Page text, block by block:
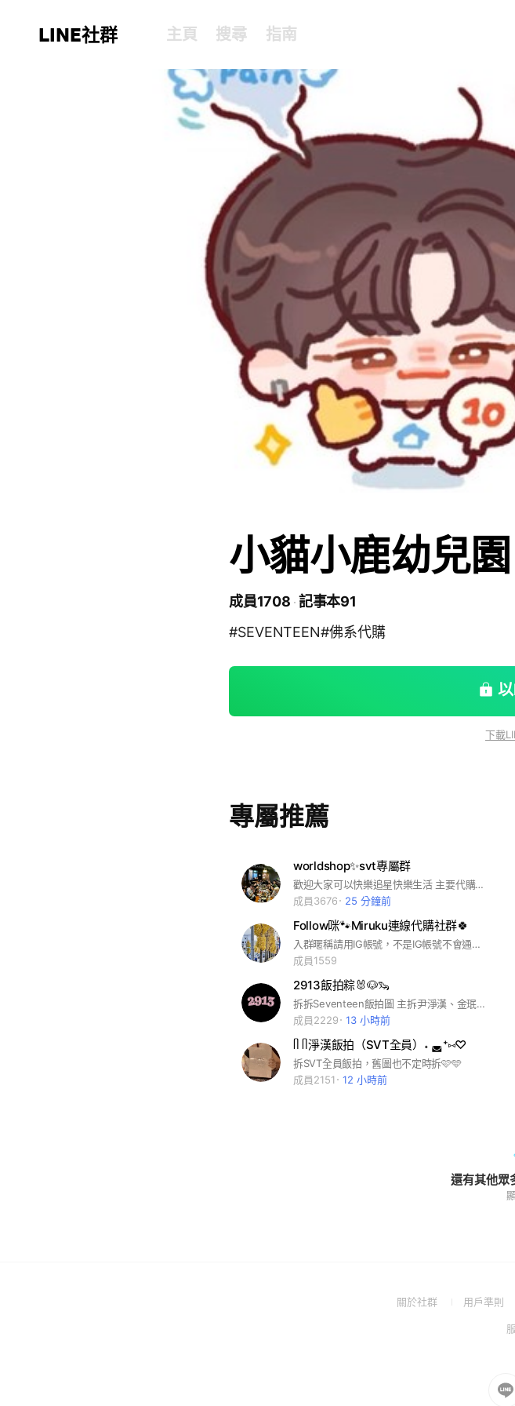
LINE社群 主頁 搜尋 指南
小貓小鹿幼兒
成員1708 記事本91
#SEVENTEEN#佛系代購
下載
專屬推薦
worldshop✨svt專屬群
歡迎大家可以快樂追星快樂生活 主要代購seventeen周邊/seventeen同款/韓國可愛小物 📌其他許願也可以詢問 📌其他weverse shop 也歡迎詢問❤️
成員3676
25 分鐘前
Follow咪🐾Miruku連線代購社群🍀
入群暱稱請用IG帳號，不是IG帳號不會通過喔！
成員1559
2913飯拍粽🐰🐶🦦
拆拆Seventeen飯拍圖 主拆尹淨漢、金珉奎、李燦 所有成員都可拆拆 #seventeen #淨漢 #珉奎 #李燦
成員2229
13 小時前
ᥥ ᥥ淨漢飯拍（SVT全員）˖ ◛⁺⑅♡
拆SVT全員飯拍，舊圖也不定時拆🩷🩵
成員2151
12 小時前
還有其他眾
關於社群
(Open用戶準則
a
Go
to